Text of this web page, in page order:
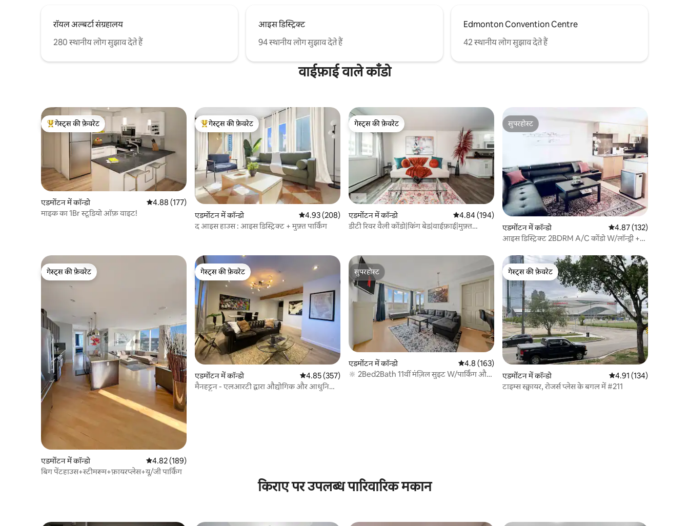
रॉयल अल्बर्टा संग्रहालय
280 स्थानीय लोग सुझाव देते हैं
आइस डिस्ट्रिक्ट
94 स्थानीय लोग सुझाव देते हैं
Edmonton Convention Centre
42 स्थानीय लोग सुझाव देते हैं
वाईफ़ाई वाले काँडो
गेस्ट्स का टॉप फ़ेवरेट
गेस्ट्स की फ़ेवरेट
एडमोंटन में कॉन्डो औसत रेटिंग 5 में से 4.88, 177 समीक्षाएँ
4.88 (177)
माइक का 1Br स्टूडियो ऑफ़ वाइट!
गेस्ट्स का टॉप फ़ेवरेट
गेस्ट्स की फ़ेवरेट
एडमोंटन में कॉन्डो औसत रेटिंग 5 में से 4.93, 208 समीक्षाएँ
4.93 (208)
द आइस हाउस : आइस डिस्ट्रिक्ट + मुफ़्त पार्किंग
गेस्ट्स की फ़ेवरेट
गेस्ट्स की फ़ेवरेट
एडमोंटन में कॉन्डो औसत रेटिंग 5 में से 4.84, 194 समीक्षाएँ
4.84 (194)
डीटी रिवर वैली कोंडो|किंग बेड|वाईफ़ाई|मुफ़्त
सुपरहोस्ट
सुपरहोस्ट
एडमोंटन में कॉन्डो औसत रेटिंग 5 में से 4.87,
4.87 (132)
आइस डिस्ट्रिक्ट 2BDRM A/C कोंडो W/लॉन्ड्री +
गेस्ट्स की फ़ेवरेट
गेस्ट्स की फ़ेवरेट
एडमोंटन में कॉन्डो औसत रेटिंग 5 में से 4.82, 189 समीक्षाएँ
4.82 (189)
बिग पेंटहाउस+स्टीमरूम+फ़ायरप्लेस+यू/जी पार्किंग
गेस्ट्स की फ़ेवरेट
गेस्ट्स की फ़ेवरेट
एडमोंटन में कॉन्डो औसत रेटिंग 5 में से 4.85, 357 समीक्षाएँ
4.85 (357)
मैनहट्टन - एलआरटी द्वारा औद्योगिक और आधुनिक
सुपरहोस्ट
सुपरहोस्ट
एडमोंटन में कॉन्डो औसत रेटिंग 5 में से 4.8, 163 समीक्षाएँ
4.8 (163)
🔆 2Bed2Bath 11वीं मंज़िल सुइट W/पार्किंग और
गेस्ट्स की फ़ेवरेट
गेस्ट्स की फ़ेवरेट
एडमोंटन में कॉन्डो औसत रेटिंग 5 में से 4.91,
4.91 (134)
टाइम्स स्क्वायर, रोजर्स प्लेस के बगल में #211
किराए पर उपलब्ध पारिवारिक मकान